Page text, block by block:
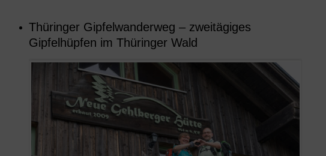
Thüringer Gipfelwanderweg – zweitägiges
Gipfelhüpfen im Thüringer Wald